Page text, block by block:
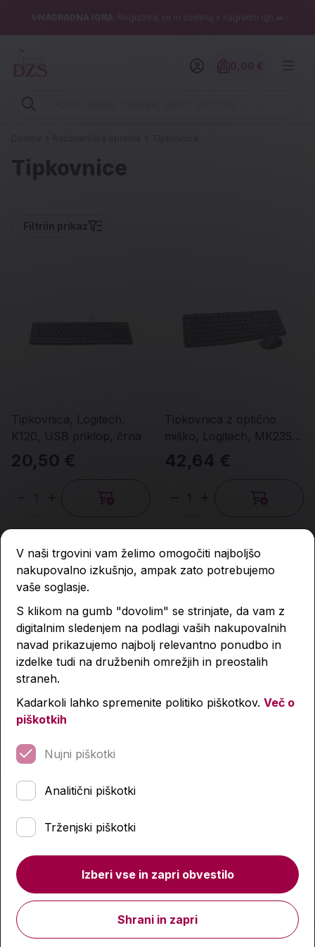
✨NAGRADNA IGRA : Registriraj se in sodeluj v nagradni igri 🚗✨
Vpišite iskalni niz (šolski zvezek, pero, kartuše ...)
Znesek
Tipkovnice
Filtriin prikaz
Tipkovnica, Logitech,
K120, USB priklop, črna
20,50 €
Količina
Tipkovnica z optično
miško, Logitech, MK235,
USB priklop, doseg 10 m,
odporna na tekočino
42,64 €
Količina
Logitech MK270,
brezžična
49,17 €
Predvidena dobava:
K280
Noga strani - hitre povezave in
Dostava
V naši trgovini vam želimo omogočiti najboljšo
nakupovalno izkušnjo, ampak zato potrebujemo
vaše soglasje.
S klikom na gumb "dovolim" se strinjate, da vam z
digitalnim sledenjem na podlagi vaših nakupovalnih
navad prikazujemo najbolj relevantno ponudbo in
izdelke tudi na družbenih omrežjih in preostalih
straneh.
Kadarkoli lahko spremenite politiko piškotkov. Več o
piškotkih
Nujni piškotki
Analitični piškotki
Trženjski piškotki
Izberi vse in zapri obvestilo
Shrani in zapri